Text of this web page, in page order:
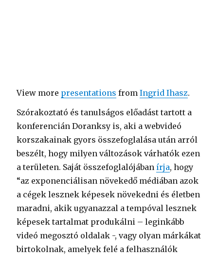
View more presentations fromIngrid Ihasz.
Szórakoztató és tanulságos előadást tartott a
konferencián Doranksy is, aki a webvideó
korszakainak gyors összefoglalása után arról
beszélt, hogy milyen változások várhatók ezen
a területen. Saját összefoglalójábanírja, hogy
“az exponenciálisan növekedő médiában azok
a cégek lesznek képesek növekedni és életben
maradni, akik ugyanazzal a tempóval lesznek
képesek tartalmat produkálni – leginkább
videó megosztó oldalak -, vagy olyan márkákat
birtokolnak, amelyek felé a felhasználók